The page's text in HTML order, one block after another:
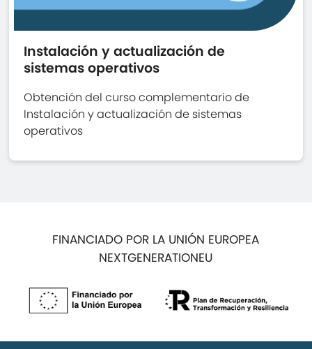
Instalación y actualización de
sistemas operativos
Obtención del curso complementario de
Instalación y actualización de sistemas
operativos
FINANCIADO POR LA UNIÓN EUROPEA
NEXTGENERATIONEU